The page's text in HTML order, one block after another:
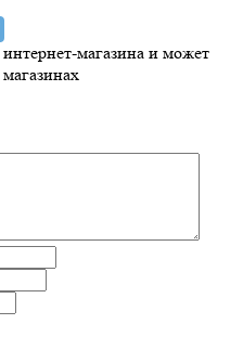
магазина и может